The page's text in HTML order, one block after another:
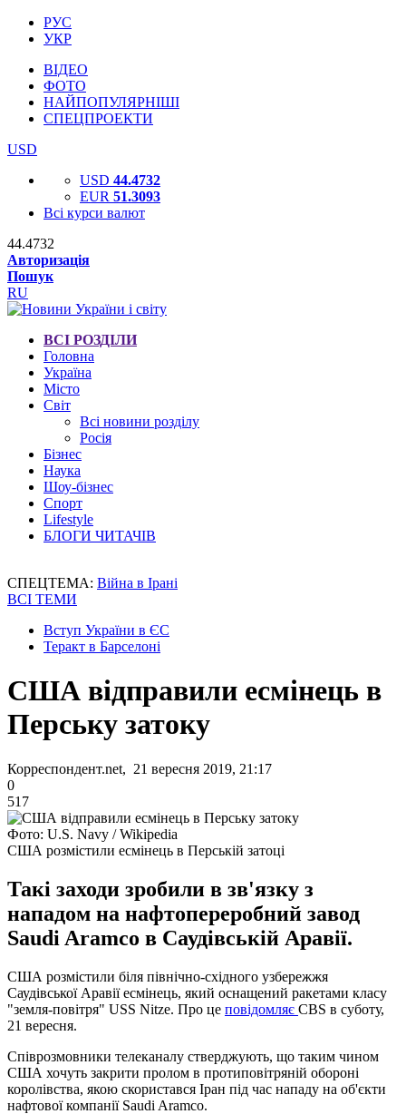
РУС
УКР
ВІДЕО
ФОТО
НАЙПОПУЛЯРНІШІ
СПЕЦПРОЕКТИ
USD
USD 44.4732
EUR 51.3093
Всі курси валют
44.4732
Авторизація
Пошук
RU
ВСІ РОЗДІЛИ
Головна
Україна
Місто
Світ
Всі новини розділу
Росія
Бізнес
Наука
Шоу-бізнес
Спорт
Lifestyle
БЛОГИ ЧИТАЧІВ
СПЕЦТЕМА: Війна в Ірані
ВСІ ТЕМИ
Вступ України в ЄС
Теракт в Барселоні
США відправили есмінець в
Перську затоку
Корреспондент.net, 21 вересня 2019, 21:17
0
517
Фото: U.S. Navy / Wikipedia
США розмістили есмінець в Перській затоці
Такі заходи зробили в зв'язку з
нападом на нафтопереробний завод
Saudi Aramco в Саудівській Аравії.
США розмістили біля північно-східного узбережжя
Саудівської Аравії есмінець, який оснащений ракетами класу
"земля-повітря" USS Nitze. Про це повідомляє CBS в суботу,
21 вересня.
Співрозмовники телеканалу стверджують, що таким чином
США хочуть закрити пролом в протиповітряній обороні
королівства, якою скористався Іран під час нападу на об'єкти
нафтової компанії Saudi Aramco.